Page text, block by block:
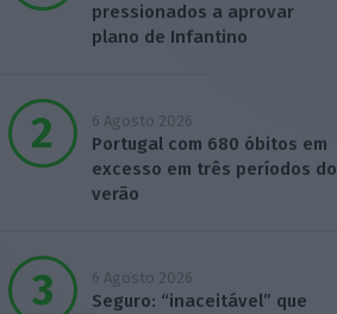
pressionados a aprovar
plano de Infantino
6 Agosto 2026
Portugal com 680 óbitos em
excesso em três períodos do
verão
6 Agosto 2026
Seguro: “inaceitável” que